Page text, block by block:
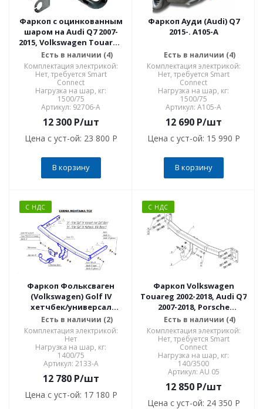
Фаркоп с оцинкованным
шаром на Audi Q7 2007-
2015, Volkswagen Touareg
2002-2010, 2010-2018 92706-A
Есть в наличии (4)
Комплектация электрикой:
Нет, требуется Smart
Connect
Нагрузка на шар, кг:
1500/75
Артикул: 92706-A
12 300P/шт
Цена с уст-ой: 23 800 P
В корзину
Фаркоп Ауди (Audi) Q7
2015-. A105-A
Есть в наличии (4)
Комплектация электрикой:
Нет, требуется Smart
Connect
Нагрузка на шар, кг:
1500/75
Артикул: A105-A
12 690P/шт
Цена с уст-ой: 15 990 P
В корзину
С НДС
Фаркоп Фольксваген
(Volkswagen) Golf IV
хетчбек/универсал
1997/10-2003/10, Audi A3
хетчбек 1996-2003/6,
(Volkswagen) Bora седан/
универсал 1998-2005 2133-
A
Есть в наличии (2)
Комплектация электрикой:
Нет
Нагрузка на шар, кг:
1400/75
Артикул: 2133-A
12 780P/шт
Цена с уст-ой: 17 180 P
С НДС
Фаркоп Volkswagen
Touareg 2002-2018, Audi Q7
2007-2018, Porsche
Cayenne 2002-2017
условно-съемное
крепление шара AU 05
Есть в наличии (4)
Комплектация электрикой:
Нет, требуется Smart
Connect
Нагрузка на шар, кг:
140/3500
Артикул: AU 05
12 850P/шт
Цена с уст-ой: 24 350 P